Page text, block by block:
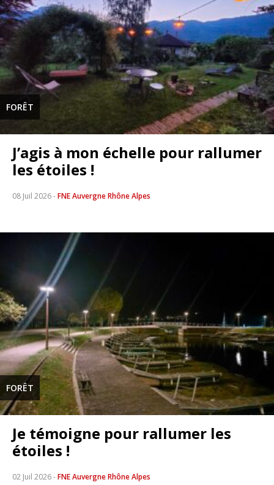
FORÊT
J’agis à mon échelle pour rallumer
les étoiles !
08 Juil 2026-FNE Auvergne Rhône Alpes
FORÊT
Je témoigne pour rallumer les
étoiles !
02 Juil 2026-FNE Auvergne Rhône Alpes